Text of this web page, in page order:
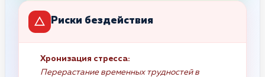
Риски бездействия
Хронизация стресса:
Перерастание временных трудностей в